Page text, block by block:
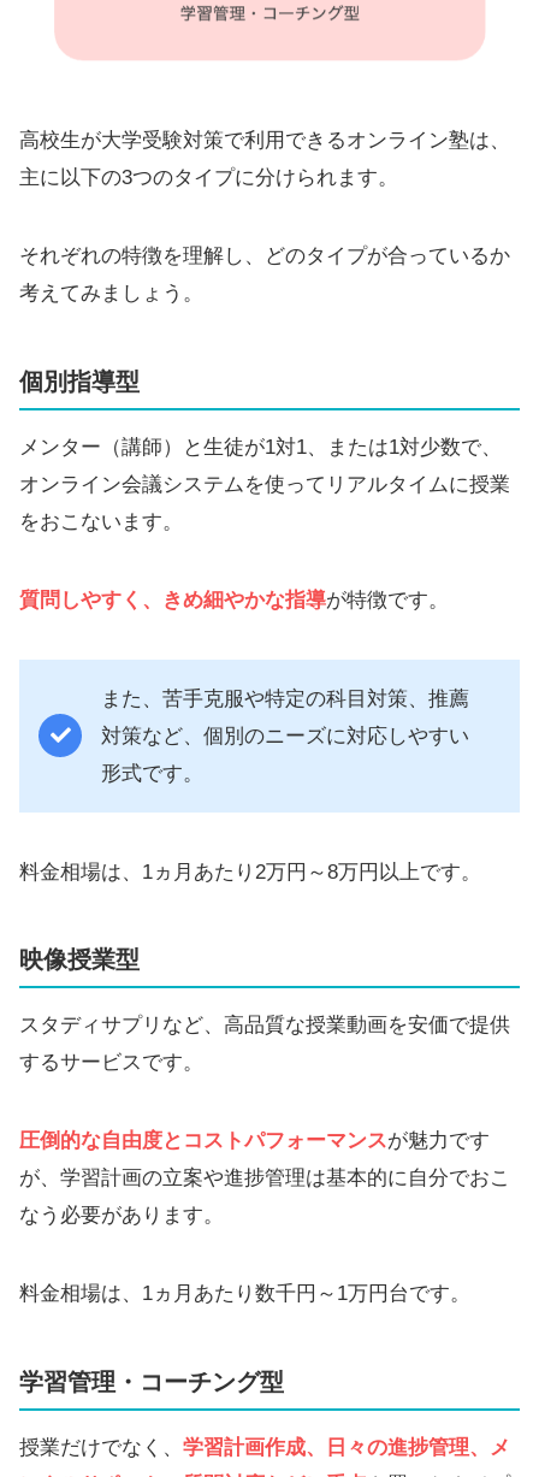
高校生が大学受験対策で利用できるオンライン塾は、
主に以下の3つのタイプに分けられます。
それぞれの特徴を理解し、どのタイプが合っているか
考えてみましょう。
個別指導型
メンター（講師）と生徒が1対1、または1対少数で、
オンライン会議システムを使ってリアルタイムに授業
をおこないます。
質問しやすく、きめ細やかな指導が特徴です。
また、苦手克服や特定の科目対策、推薦
対策など、個別のニーズに対応しやすい
形式です。
料金相場は、1ヵ月あたり2万円～8万円以上です。
映像授業型
スタディサプリなど、高品質な授業動画を安価で提供
するサービスです。
圧倒的な自由度とコストパフォーマンスが魅力です
が、学習計画の立案や進捗管理は基本的に自分でおこ
なう必要があります。
料金相場は、1ヵ月あたり数千円～1万円台です。
学習管理・コーチング型
授業だけでなく、 学習計画作成、日々の進捗管理、メ